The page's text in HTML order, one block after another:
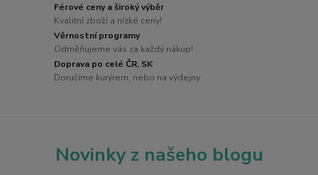
Férové ceny a široký výběr
Kvalitní zboží a nízké ceny!
Věrnostní programy
Odměňujeme vás za každý nákup!
Doprava po celé ČR, SK
Doručíme kurýrem, nebo na výdejny
Novinky z našeho blogu